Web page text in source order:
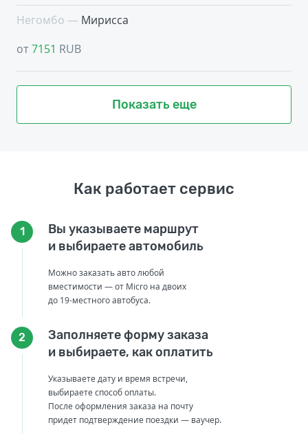
Негомбо — Мирисса
от7151 RUB
Показать еще
Как работает сервис
1
Вы указываете маршрут
и выбираете автомобиль
Можно заказать авто любой
вместимости — от Micro на двоих
до 19-местного автобуса.
2
Заполняете форму заказа
и выбираете, как оплатить
Указываете дату и время встречи,
выбираете способ оплаты.
После оформления заказа на почту
придет подтверждение поездки — ваучер.